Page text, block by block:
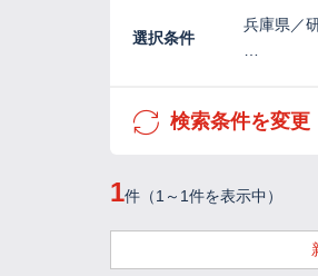
選択条件
兵庫県／
検索条件を変更
1件（1～1件を表示中）